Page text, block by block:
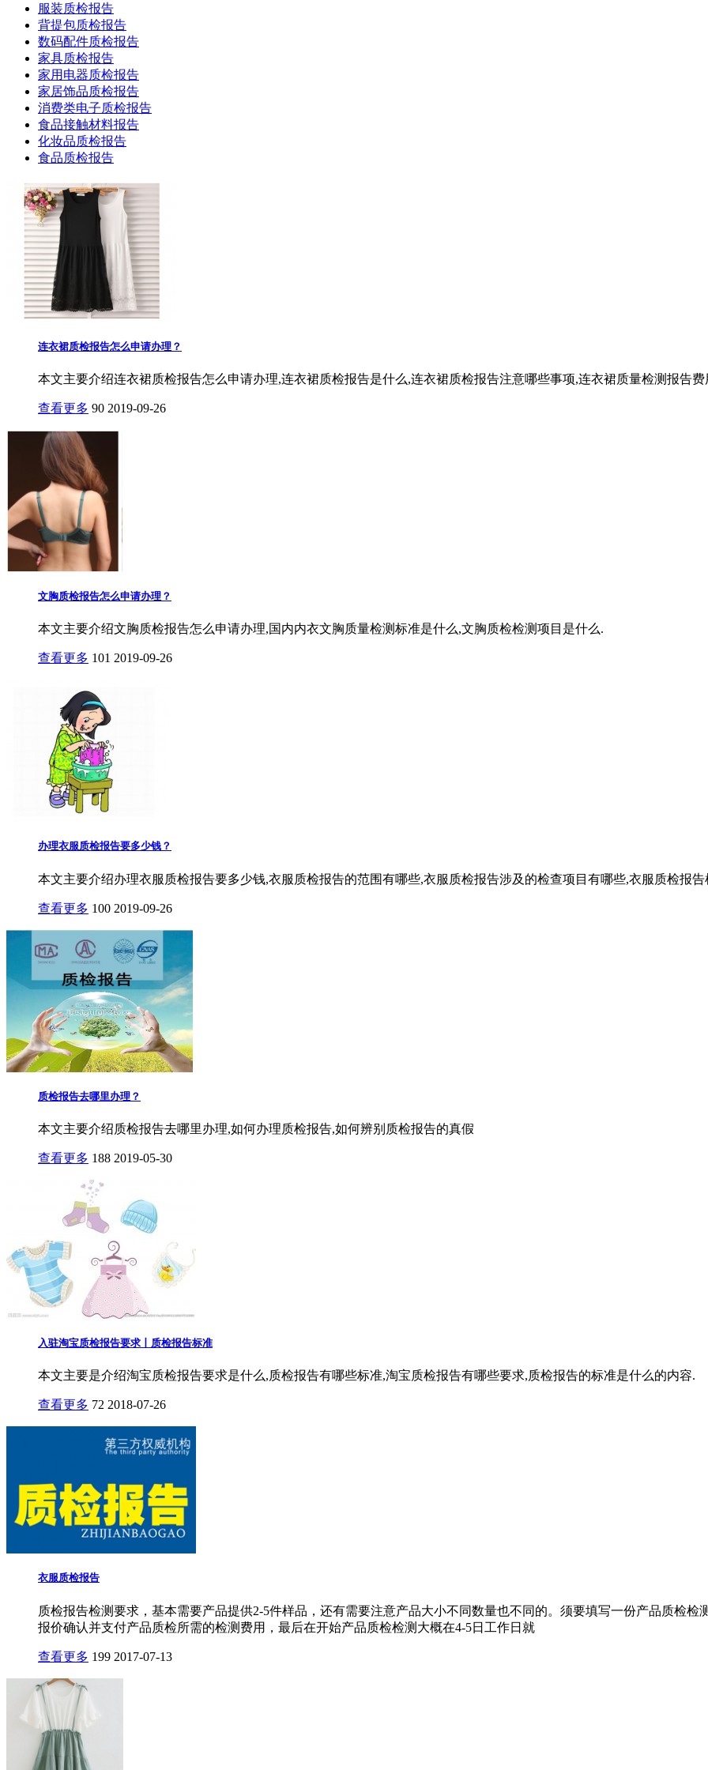
服装质检报告
背提包质检报告
数码配件质检报告
家具质检报告
家用电器质检报告
家居饰品质检报告
消费类电子质检报告
食品接触材料报告
化妆品质检报告
食品质检报告
连衣裙质检报告怎么申请办理？
本文主要介绍连衣裙质检报告怎么申请办理,连衣裙质检报告是什么,连衣裙质检报告注意哪些事项,连衣裙质量检测报告
查看更多 90 2019-09-26
文胸质检报告怎么申请办理？
本文主要介绍文胸质检报告怎么申请办理,国内内衣文胸质量检测标准是什么,文胸质检检测项目是什么.
查看更多 101 2019-09-26
办理衣服质检报告要多少钱？
本文主要介绍办理衣服质检报告要多少钱,衣服质检报告的范围有哪些,衣服质检报告涉及的检查项目有哪些,衣服质检报
查看更多 100 2019-09-26
质检报告去哪里办理？
本文主要介绍质检报告去哪里办理,如何办理质检报告,如何辨别质检报告的真假
查看更多 188 2019-05-30
入驻淘宝质检报告要求丨质检报告标准
本文主要是介绍淘宝质检报告要求是什么,质检报告有哪些标准,淘宝质检报告有哪些要求,质检报告的标准是什么的内容.
查看更多 72 2018-07-26
衣服质检报告
质检报告检测要求，基本需要产品提供2-5件样品，还有需要注意产品大小不同数量也不同的。须要填写一份产品质检
报价确认并支付产品质检所需的检测费用，最后在开始产品质检检测大概在4-5日工作日就
查看更多 199 2017-07-13